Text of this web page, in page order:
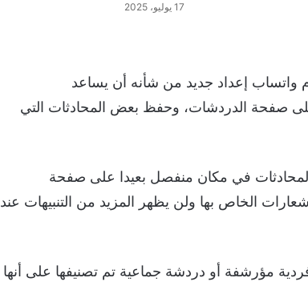
17 يوليو، 2025
واتساب إعداد جديد من شأنه أن يساعد
صفحة الدردشات، وحفظ بعض المحادثات التي
في مكان منفصل بعيدا على صفحة
الخاص بها ولن يظهر المزيد من التنبيهات عند
مؤرشفة أو دردشة جماعية تم تصنيفها على أنها